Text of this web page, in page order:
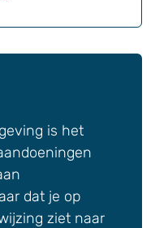
is het
dat je op
ziet naar